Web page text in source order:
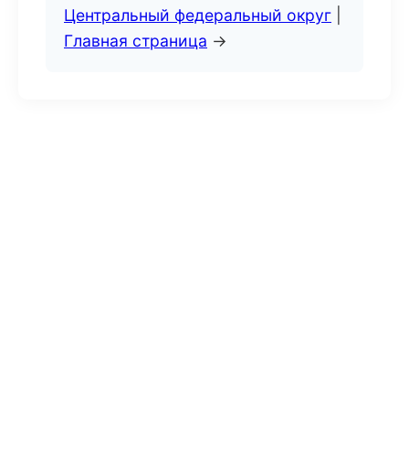
Центральный федеральный округ
Главная страница →